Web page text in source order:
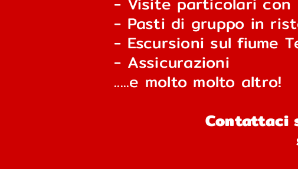
- Pasti di gruppo in
- Escursioni sul fiume
- Assicurazioni
.....e molto molto altro!
Contattaci